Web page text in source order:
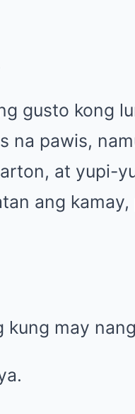
gusto kong
na pawis,
at yupi-
ang
kung may